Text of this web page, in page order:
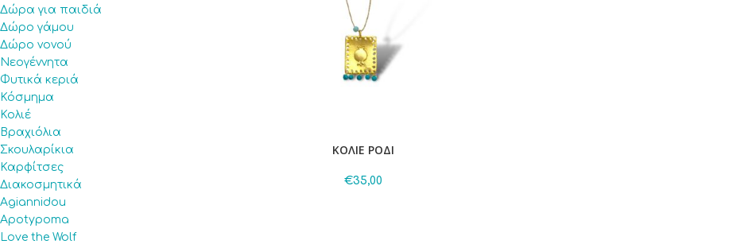
Δώρα για παιδιά
Δώρο γάμου
Δώρο νονού
Νεογέννητα
Φυτικά κεριά
Κόσμημα
Κολιέ
Βραχιόλια
Σκουλαρίκια
Καρφίτσες
Διακοσμητικά
Agiannidou
Apotypoma
Love the Wolf
ΚΟΛΙΕ ΡΟΔΙ
€35,00